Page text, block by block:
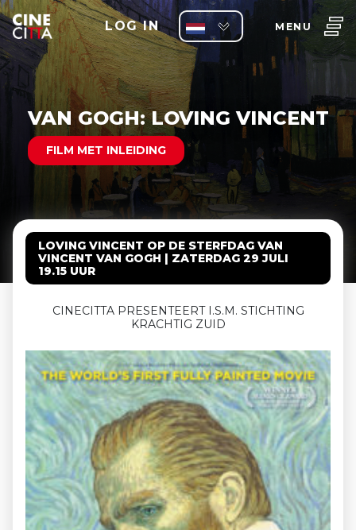
LOG IN MENU
VAN GOGH: LOVING VINCENT
FILM MET INLEIDING
LOVING VINCENT OP DE STERFDAG VAN
VINCENT VAN GOGH | ZATERDAG 29 JULI
19.15 UUR
CINECITTA PRESENTEERT I.S.M. STICHTING
KRACHTIG ZUID